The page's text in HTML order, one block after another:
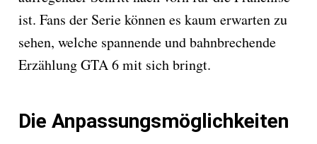
ist. Fans der Serie können es kaum erwarten zu
sehen, welche spannende und bahnbrechende
Erzählung GTA 6 mit sich bringt.
Die Anpassungsmöglichkeiten